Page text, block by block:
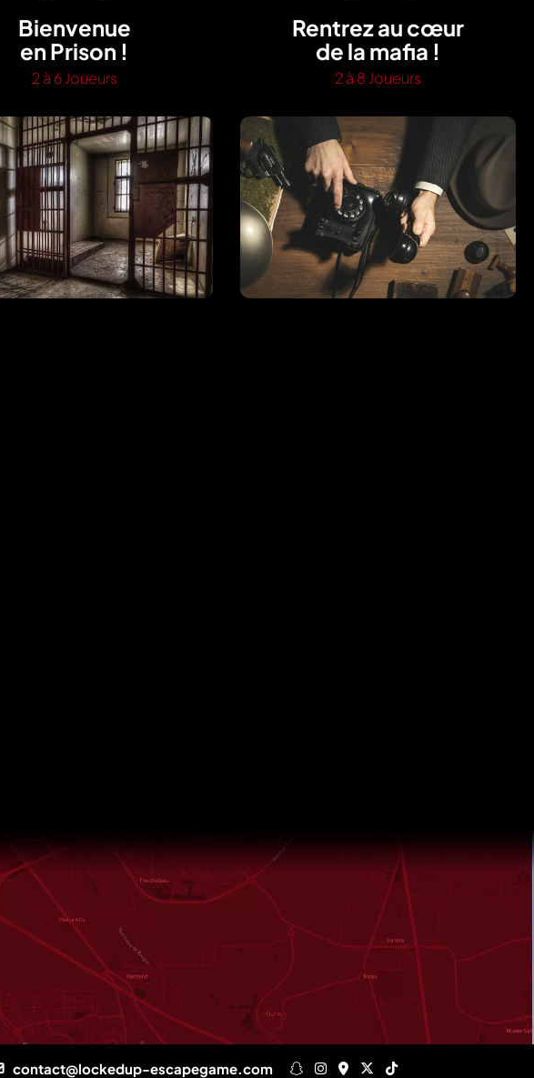
Bienvenue
en Prison !
2 à 6 Joueurs
Rentrez au cœur
de la mafia !
2 à 8 Joueurs
contact@lockedup-escapegame.com